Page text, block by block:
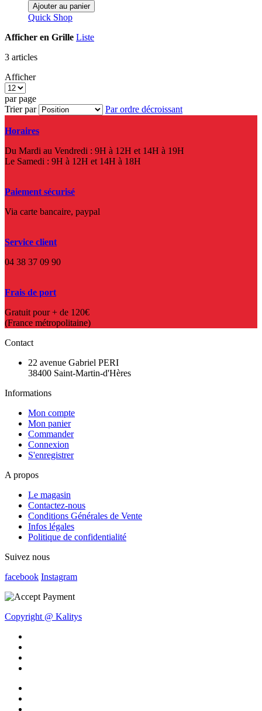
Ajouter au panier
Quick Shop
Afficher en Grille Liste
3 articles
Afficher
par page
Trier par
Par ordre décroissant
Horaires
Du Mardi au Vendredi : 9H à 12H et 14H à 19H
Le Samedi : 9H à 12H et 14H à 18H
Paiement sécurisé
Via carte bancaire, paypal
Service client
04 38 37 09 90
Frais de port
Gratuit pour + de 120€
(France métropolitaine)
Contact
22 avenue Gabriel PERI
38400 Saint-Martin-d'Hères
Informations
Mon compte
Mon panier
Commander
Connexion
S'enregistrer
A propos
Le magasin
Contactez-nous
Conditions Générales de Vente
Infos légales
Politique de confidentialité
Suivez nous
facebook Instagram
Copyright @ Kalitys